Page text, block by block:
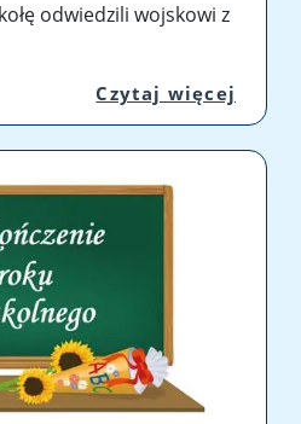
odwiedzili wojskowi z
Czytaj więcej